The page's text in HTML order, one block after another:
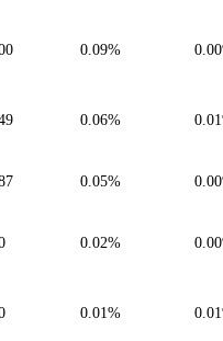
0.09%
0.06%
0.05%
0.02%
0.01%